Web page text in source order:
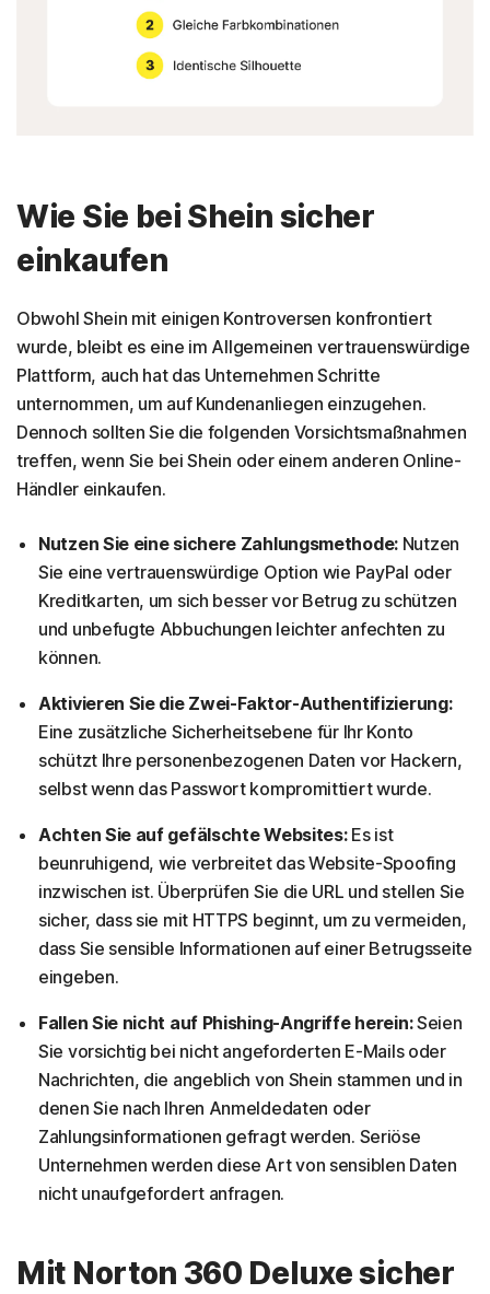
Wie Sie bei Shein sicher
einkaufen
Obwohl Shein mit einigen Kontroversen konfrontiert
wurde, bleibt es eine im Allgemeinen vertrauenswürdige
Plattform, auch hat das Unternehmen Schritte
unternommen, um auf Kundenanliegen einzugehen.
Dennoch sollten Sie die folgenden Vorsichtsmaßnahmen
treffen, wenn Sie bei Shein oder einem anderen Online-
Händler einkaufen.
Nutzen Sie eine sichere Zahlungsmethode: Nutzen
Sie eine vertrauenswürdige Option wie PayPal oder
Kreditkarten, um sich besser vor Betrug zu schützen
und unbefugte Abbuchungen leichter anfechten zu
können.
Aktivieren Sie die Zwei-Faktor-Authentifizierung:
Eine zusätzliche Sicherheitsebene für Ihr Konto
schützt Ihre personenbezogenen Daten vor Hackern,
selbst wenn das Passwort kompromittiert wurde.
Achten Sie auf gefälschte Websites:Es ist
beunruhigend, wie verbreitet das Website-Spoofing
inzwischen ist. Überprüfen Sie die URL und stellen Sie
sicher, dass sie mit HTTPS beginnt, um zu vermeiden,
dass Sie sensible Informationen auf einer Betrugsseite
eingeben.
Fallen Sie nicht auf Phishing-Angriffe herein:Seien
Sie vorsichtig bei nicht angeforderten E-Mails oder
Nachrichten, die angeblich von Shein stammen und in
denen Sie nach Ihren Anmeldedaten oder
Zahlungsinformationen gefragt werden. Seriöse
Unternehmen werden diese Art von sensiblen Daten
nicht unaufgefordert anfragen.
Mit Norton 360 Deluxe sicher